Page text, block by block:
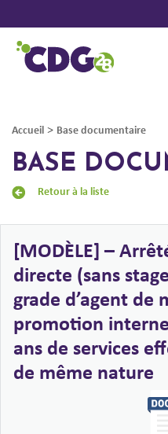
Accueil > Base documentaire
BASE
Retour à la liste
[MODÈLE] –
directe (sans
grade d’agent de
promotion
ans de services
de même nature